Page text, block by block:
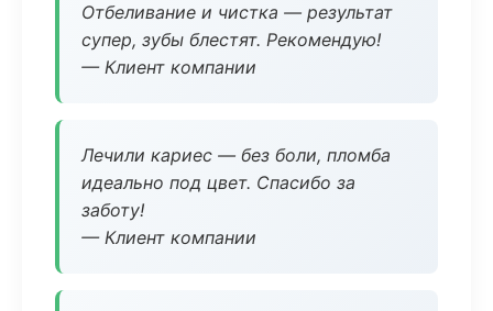
Отбеливание и чистка — результат
супер, зубы блестят. Рекомендую!
— Клиент компании
Лечили кариес — без боли, пломба
идеально под цвет. Спасибо за
заботу!
— Клиент компании